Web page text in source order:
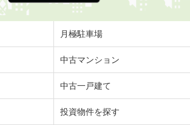
月極駐車場
中古マンション
中古一戸建て
投資物件を探す